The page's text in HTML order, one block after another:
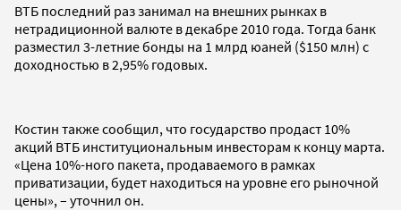
ВТБ последний раз занимал на внешних рынках в
нетрадиционной валюте в декабре 2010 года. Тогда банк
разместил 3-летние бонды на 1 млрд юаней ($150 млн) с
доходностью в 2,95% годовых.
Костин также сообщил, что государство продаст 10%
акций ВТБ институциональным инвесторам к концу марта.
«Цена 10%-ного пакета, продаваемого в рамках
приватизации, будет находиться на уровне его рыночной
цены», – уточнил он.